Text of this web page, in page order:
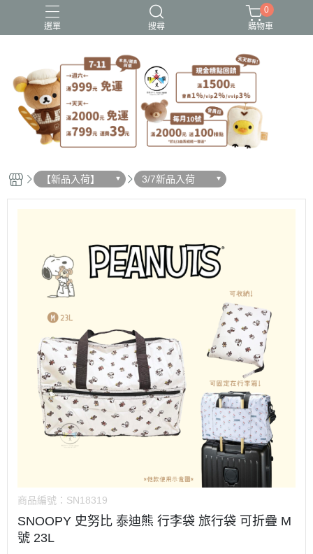
選單 搜尋
史努比歐拉夫 吉伊卡哇 憂傷馬戲團
拉拉熊
迪士尼-玩具總動員
0
購物車
【新品入荷】 3/7新品入荷
商品編號： SN18319
SNOOPY 史努比 泰迪熊 行李袋 旅行袋 可折疊 M
號 23L